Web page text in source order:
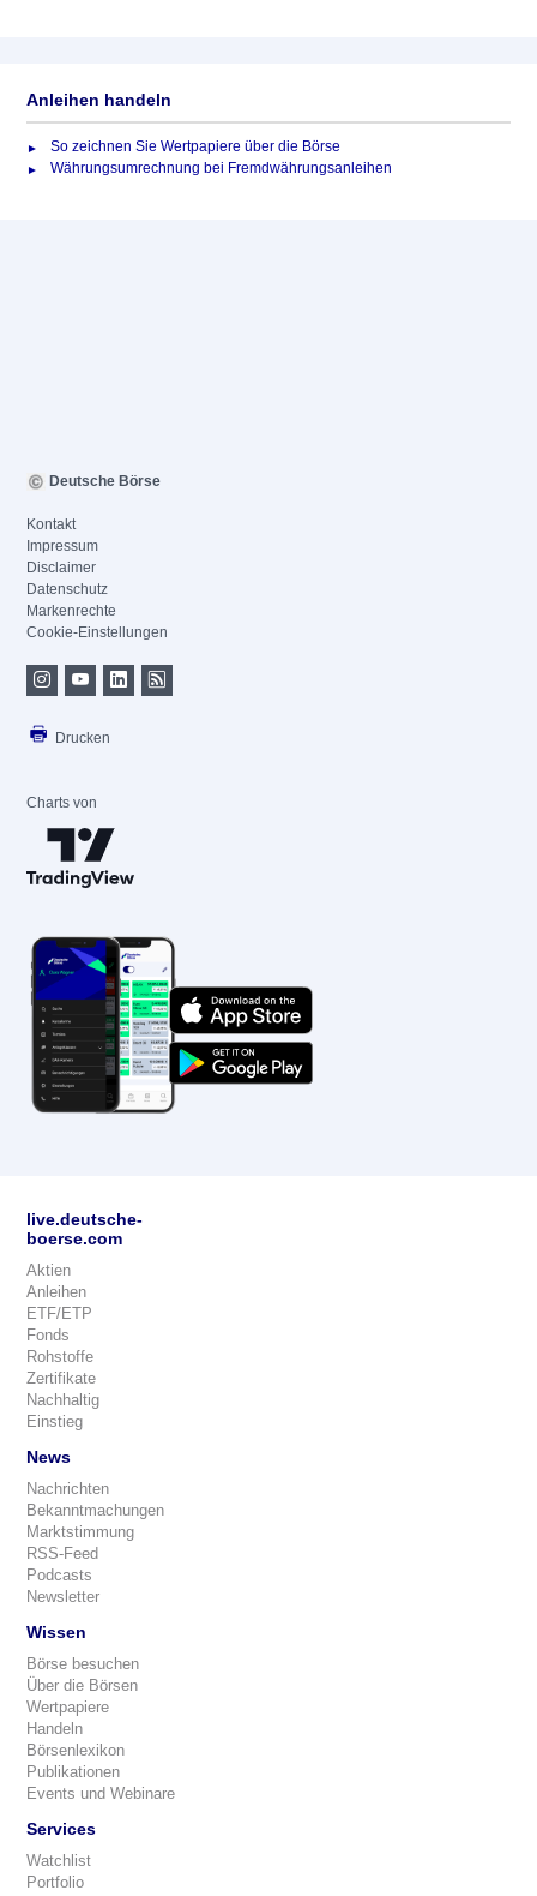
Anleihen handeln
So zeichnen Sie Wertpapiere über die Börse
Währungsumrechnung bei Fremdwährungsanleihen
Deutsche Börse
Kontakt
Impressum
Disclaimer
Datenschutz
Markenrechte
Cookie-Einstellungen
Drucken
Charts von
live.deutsche-
boerse.com
Aktien
Anleihen
ETF/ETP
Fonds
Rohstoffe
Zertifikate
Nachhaltig
Einstieg
News
Nachrichten
Bekanntmachungen
Marktstimmung
RSS-Feed
Podcasts
Newsletter
Wissen
Börse besuchen
Über die Börsen
Wertpapiere
Handeln
Börsenlexikon
Publikationen
Events und Webinare
Services
Watchlist
Portfolio